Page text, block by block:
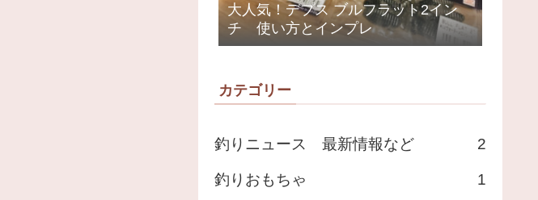
大人気！デプス ブルフラット2イン
チ 使い方とインプレ
カテゴリー
釣りニュース 最新情報など 2
釣りおもちゃ 1